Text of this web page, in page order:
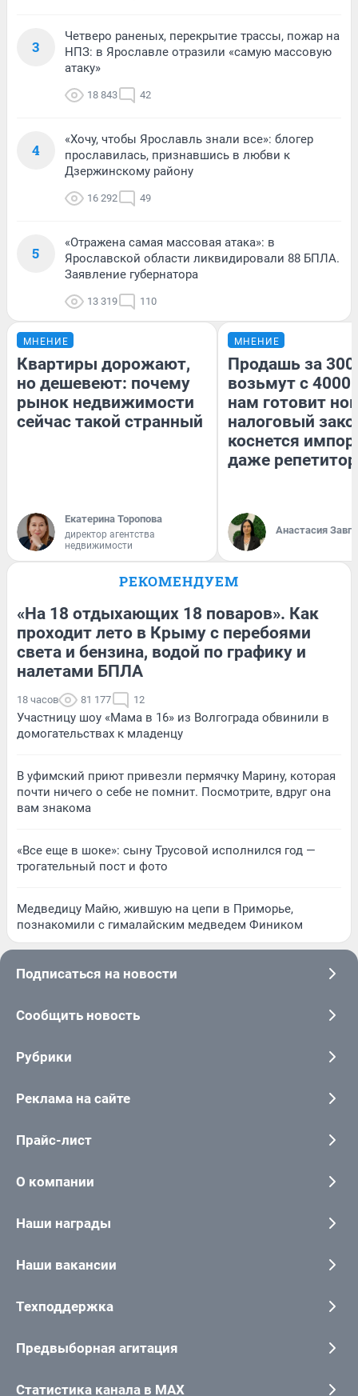
3
Четверо раненых, перекрытие трассы, пожар на
НПЗ: в Ярославле отразили «самую массовую
атаку»
18 843 42
4
«Хочу, чтобы Ярославль знали все»: блогер
прославилась, признавшись в любви к
Дзержинскому району
16 292 49
5
«Отражена самая массовая атака»: в
Ярославской области ликвидировали 88 БПЛА.
Заявление губернатора
13 319 110
МНЕНИЕ
Квартиры дорожают,
но дешевеют: почему
рынок недвижимости
сейчас такой странный
Екатерина Торопова
директор агентства
недвижимости
МНЕНИЕ
Продашь за
возьмут с
нам готовит
налоговый
коснется
даже
Анастасия
РЕКОМЕНДУЕМ
«На 18 отдыхающих 18 поваров». Как
проходит лето в Крыму с перебоями
света и бензина, водой по графику и
налетами БПЛА
18 часов 81 177 12
Участницу шоу «Мама в 16» из Волгограда обвинили в
домогательствах к младенцу
В уфимский приют привезли пермячку Марину, которая
почти ничего о себе не помнит. Посмотрите, вдруг она
вам знакома
«Все еще в шоке»: сыну Трусовой исполнился год —
трогательный пост и фото
Медведицу Майю, жившую на цепи в Приморье,
познакомили с гималайским медведем Фиником
Подписаться на новости
Сообщить новость
Рубрики
Реклама на сайте
Прайс-лист
О компании
Наши награды
Наши вакансии
Техподдержка
Предвыборная агитация
Статистика канала в MAX